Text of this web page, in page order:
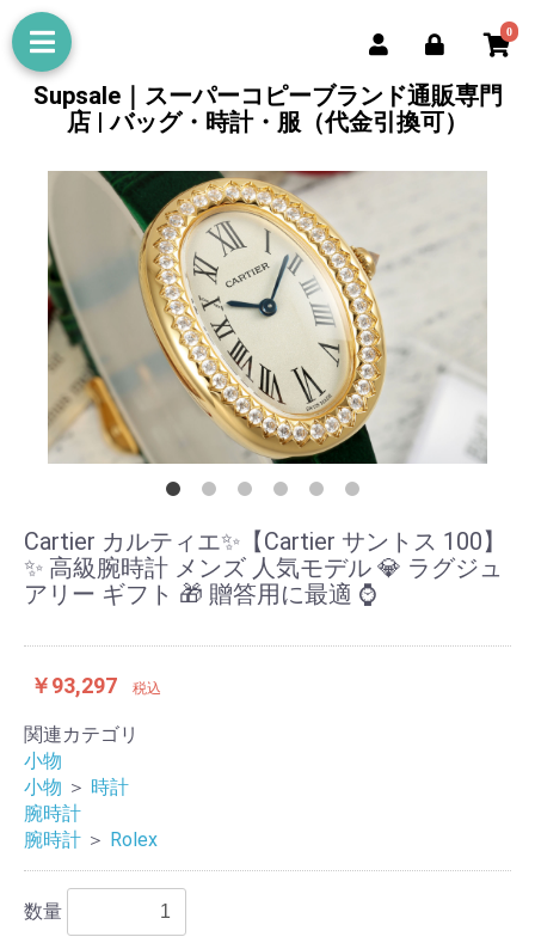
0
Supsale｜スーパーコピーブランド通販専門
店 | バッグ・時計・服（代金引換可）
Cartier カルティエ✨【Cartier サントス 100】
✨ 高級腕時計 メンズ 人気モデル 💎 ラグジュ
アリー ギフト 🎁 贈答用に最適 ⌚
￥93,297 税込
関連カテゴリ
小物
小物 ＞ 時計
腕時計
腕時計 ＞ Rolex
数量